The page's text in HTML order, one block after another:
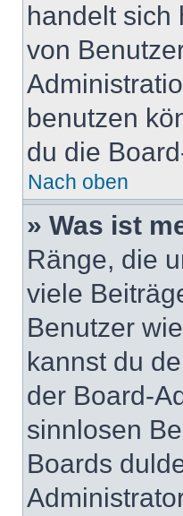
handelt sich
von
benutzen
du die
Nach oben
» Was ist
Ränge, die
viele
Benutzer
kannst du
der Board-
sinnlosen
Boards